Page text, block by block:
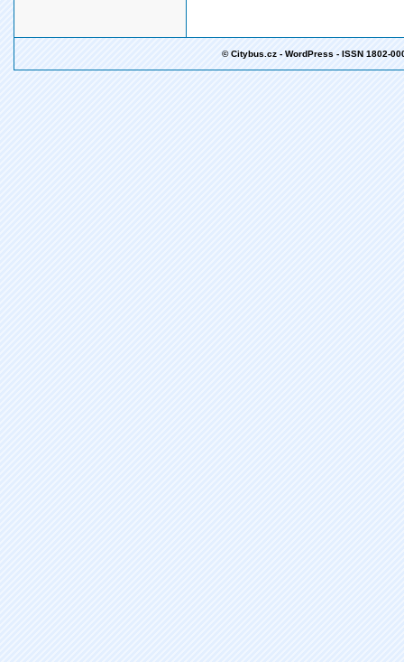
© Citybus.cz - WordPress - ISSN 1802-